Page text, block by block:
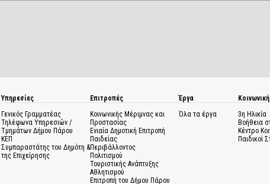
Υπηρεσίες
Γενικός Γραμματέας
Τηλέφωνα Υπηρεσιών /
Τμημάτων Δήμου Πάρου
ΚΕΠ
Συμπαραστάτης του Δημότη &
της Επιχείρησης
Επιτροπές
Κοινωνικής Μέριμνας και
Προστασίας
Ενιαία Δημοτική Επιτροπή
Παιδείας
Περιβάλλοντος
Πολιτισμού
Τουριστικής Ανάπτυξης
Αθλητισμού
Επιτροπή του Δήμου Πάρου
Έργα
Όλα τα έργα
3η Ηλικία
Βοήθεια
Κέντρο
Παιδικοί